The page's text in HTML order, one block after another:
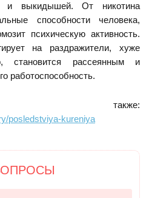
и выкидышей. От никотина
способности человека,
психическую активность.
на раздражители, хуже
становится рассеянным и
работоспособность.
также:
posledstviya-kureniya